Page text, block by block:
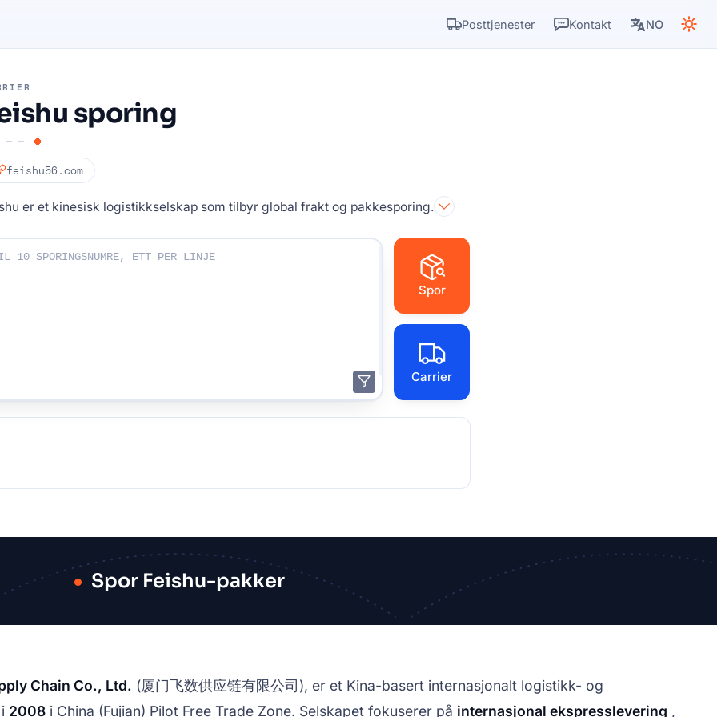
Posttjenester Kontakt NO
sporing
feishu56.com
er et kinesisk logistikkselskap som tilbyr global frakt og pakkesporing.
dine:
Spor
Carrier
Spor Feishu-pakker
Chain Co., Ltd. (厦门飞数供应链有限公司), er et Kina-basert internasjonalt logistikk- og
2008 i China (Fujian) Pilot Free Trade Zone. Selskapet fokuserer på internasjonal ekspresslevering ,